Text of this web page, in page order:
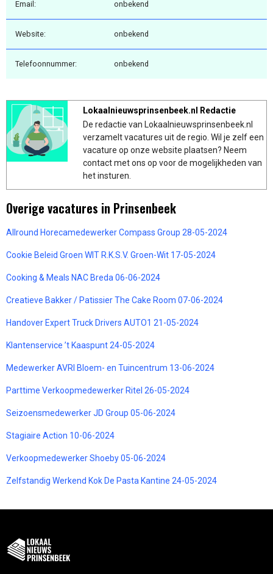
Email: onbekend
Website: onbekend
Telefoonnummer: onbekend
Lokaalnieuwsprinsenbeek.nl Redactie
De redactie van Lokaalnieuwsprinsenbeek.nl
verzamelt vacatures uit de regio. Wil je zelf een
vacature op onze website plaatsen? Neem
contact met ons op voor de mogelijkheden van
het insturen.
Overige vacatures in Prinsenbeek
Allround Horecamedewerker Compass Group 28-05-2024
Cookie Beleid Groen WIT R.K.S.V. Groen-Wit 17-05-2024
Cooking & Meals NAC Breda 06-06-2024
Creatieve Bakker / Patissier The Cake Room 07-06-2024
Handover Expert Truck Drivers AUTO1 21-05-2024
Klantenservice ’t Kaaspunt 24-05-2024
Medewerker AVRI Bloem- en Tuincentrum 13-06-2024
Parttime Verkoopmedewerker Ritel 26-05-2024
Seizoensmedewerker JD Group 05-06-2024
Stagiaire Action 10-06-2024
Verkoopmedewerker Shoeby 05-06-2024
Zelfstandig Werkend Kok De Pasta Kantine 24-05-2024